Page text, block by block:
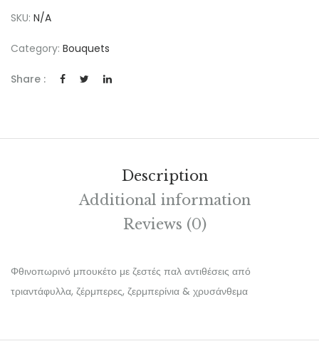
SKU: N/A
Category: Bouquets
Share :
Description
Additional information
Reviews (0)
Φθινοπωρινό μπουκέτο με ζεστές παλ αντιθέσεις από
τριαντάφυλλα, ζέρμπερες, ζερμπερίνια & χρυσάνθεμα